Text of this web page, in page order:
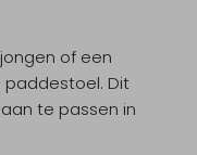
of een
paddestoel. Dit
te passen in